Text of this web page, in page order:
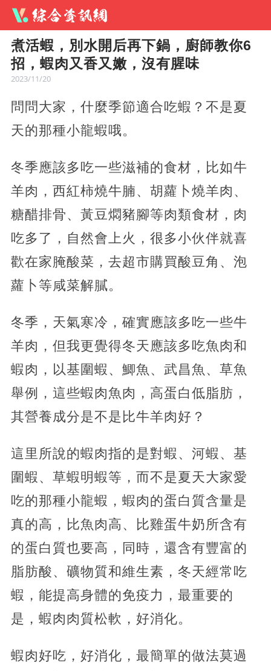
煮活蝦，別水開后再下鍋，廚師教你6
招，蝦肉又香又嫩，沒有腥味
2023/11/20
問問大家，什麼季節適合吃蝦？不是夏
天的那種小龍蝦哦。
冬季應該多吃一些滋補的食材，比如牛
羊肉，西紅柿燒牛腩、胡蘿卜燒羊肉、
糖醋排骨、黃豆燜豬腳等肉類食材，肉
吃多了，自然會上火，很多小伙伴就喜
歡在家腌酸菜，去超市購買酸豆角、泡
蘿卜等咸菜解膩。
冬季，天氣寒冷，確實應該多吃一些牛
羊肉，但我更覺得冬天應該多吃魚肉和
蝦肉，以基圍蝦、鯽魚、武昌魚、草魚
舉例，這些蝦肉魚肉，高蛋白低脂肪，
其營養成分是不是比牛羊肉好？
這里所說的蝦肉指的是對蝦、河蝦、基
圍蝦、草蝦明蝦等，而不是夏天大家愛
吃的那種小龍蝦，蝦肉的蛋白質含量是
真的高，比魚肉高、比雞蛋牛奶所含有
的蛋白質也要高，同時，還含有豐富的
脂肪酸、礦物質和維生素，冬天經常吃
蝦，能提高身體的免疫力，最重要的
是，蝦肉肉質松軟，好消化。
蝦肉好吃，好消化，最簡單的做法莫過